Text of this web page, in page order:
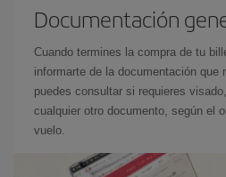
Documentación
Cuando termines la compra de tu
informarte de la documentación que
puedes consultar si requieres
cualquier otro documento, según el
vuelo.